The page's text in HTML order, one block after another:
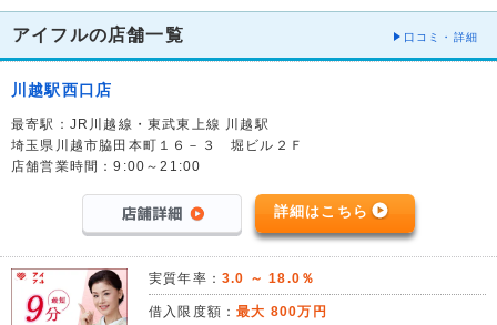
アイフルの店舗一覧 口コミ・詳細
川越駅西口店
最寄駅：JR川越線・東武東上線 川越駅
埼玉県川越市脇田本町１６－３ 堀ビル２Ｆ
店舗営業時間：9:00～21:00
詳細はこちら
実質年率： 3.0 ～ 18.0％
借入限度額：最大 800万円